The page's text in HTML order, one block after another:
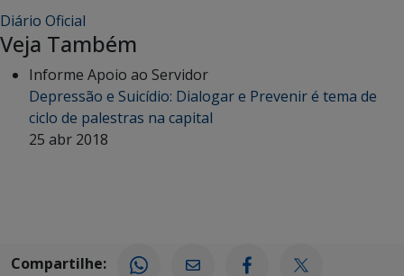
Diário Oficial
Veja Também
Informe Apoio ao Servidor
Depressão e Suicídio: Dialogar e Prevenir é tema de
ciclo de palestras na capital
25 abr 2018
Compartilhe: